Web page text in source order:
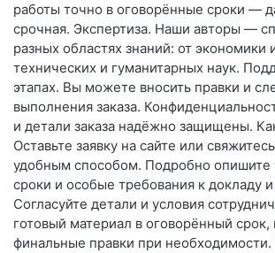
работы точно в оговорённые сроки —
срочная. Экспертиза. Наши авторы —
разных областях знаний: от экономики
технических и гуманитарных наук.
этапах. Вы можете вносить правки и
выполнения заказа.
и детали заказа надёжно защищены.
Оставьте заявку на сайте или
удобным способом. Подробно опишите
сроки и особые требования к докладу
Согласуйте детали и условия
готовый материал в оговорённый срок,
финальные правки при